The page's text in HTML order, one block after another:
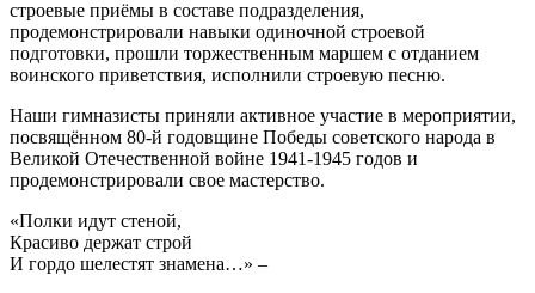
строевые приёмы в составе подразделения,
продемонстрировали навыки одиночной строевой
подготовки, прошли торжественным маршем с отданием
воинского приветствия, исполнили строевую песню.
Наши гимназисты приняли активное участие в мероприятии,
посвящённом 80-й годовщине Победы советского народа в
Великой Отечественной войне 1941-1945 годов и
продемонстрировали свое мастерство.
«Полки идут стеной,
Красиво держат строй
И гордо шелестят знамена…» –